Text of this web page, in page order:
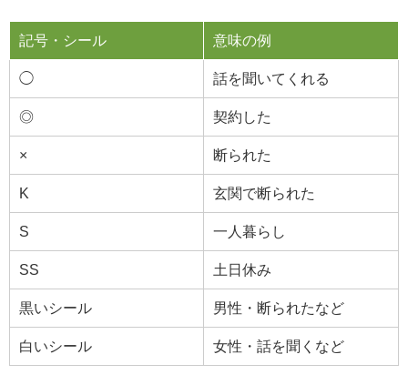
記号・シール 意味の例
◯ 話を聞いてくれる
◎ 契約した
× 断られた
K 玄関で断られた
S 一人暮らし
SS 土日休み
黒いシール 男性・断られたなど
白いシール 女性・話を聞くなど